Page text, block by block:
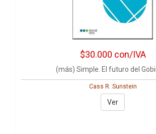
$30.000 con/IVA
(más) Simple. El futuro del
Cass R. Sunstein
Ver